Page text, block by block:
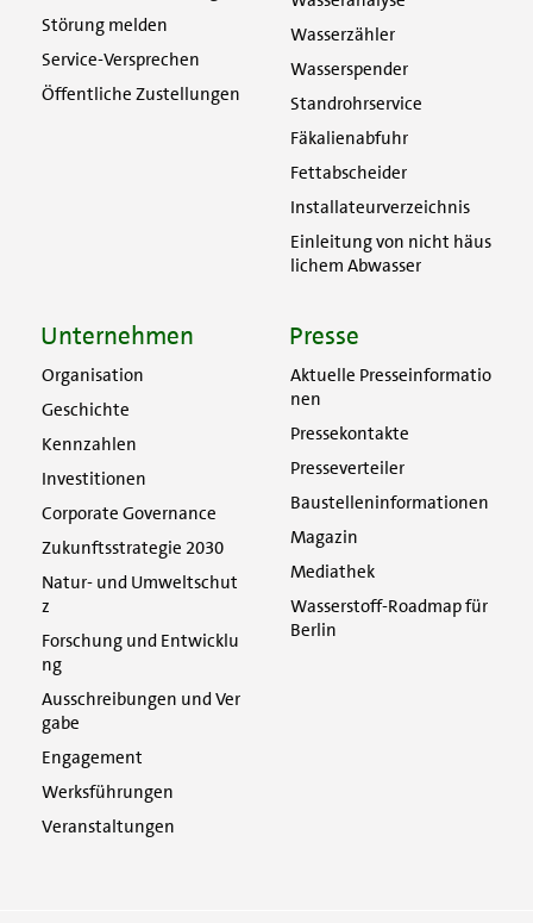
Störung melden
Service-Versprechen
Öffentliche Zustellungen
Wasserzähler
Wasserspender
Standrohrservice
Fäkalienabfuhr
Fettabscheider
Installateurverzeichnis
Einleitung von nicht häus
lichem Abwasser
Unternehmen
Organisation
Geschichte
Kennzahlen
Investitionen
Corporate Governance
Zukunftsstrategie 2030
Natur- und Umweltschut
z
Forschung und Entwicklu
ng
Ausschreibungen und Ver
gabe
Engagement
Werksführungen
Veranstaltungen
Presse
Aktuelle Presseinformatio
nen
Pressekontakte
Presseverteiler
Baustelleninformationen
Magazin
Mediathek
Wasserstoff-Roadmap für
Berlin